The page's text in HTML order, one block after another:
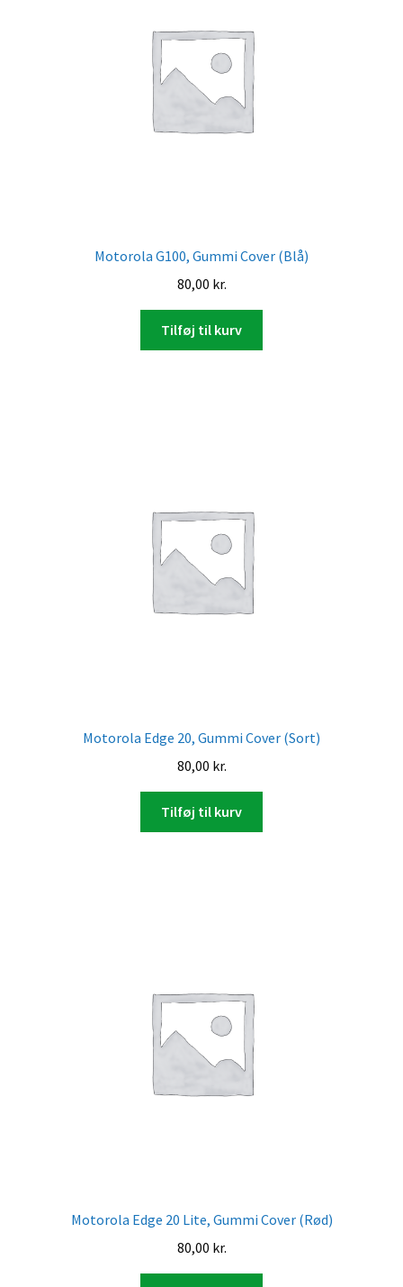
Motorola G100, Gummi Cover (Blå)
80,00 kr.
Tilføj til kurv
Motorola Edge 20, Gummi Cover (Sort)
80,00 kr.
Tilføj til kurv
Motorola Edge 20 Lite, Gummi Cover (Rød)
80,00 kr.